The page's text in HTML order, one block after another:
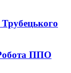
Трубецького
ППО